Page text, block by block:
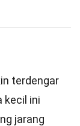
terdengar
kecil ini
jarang